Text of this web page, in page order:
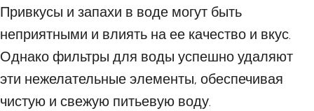
Привкусы и запахи в воде могут быть
неприятными и влиять на ее качество и вкус.
Однако фильтры для воды успешно удаляют
эти нежелательные элементы, обеспечивая
чистую и свежую питьевую воду.